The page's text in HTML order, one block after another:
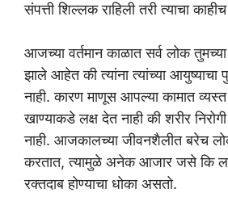
संपत्ती शिल्लक राहिली तरी त्याचा
आजच्या वर्तमान काळात सर्व लोक
झाले आहेत की त्यांना त्यांच्या
नाही. कारण माणूस आपल्या कामात
खाण्याकडे लक्ष देत नाही की शरीर
नाही. आजकालच्या जीवनशैलीत बरेच
करतात, त्यामुळे अनेक आजार जसे कि
रक्तदाब होण्याचा धोका असतो.